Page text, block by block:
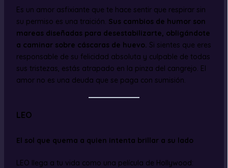
Es un amor asfixiante que te hace sentir que respirar sin
su permiso es una traición. Sus cambios de humor son
mareas diseñadas para desestabilizarte, obligándote
a caminar sobre cáscaras de huevo. Si sientes que eres
responsable de su felicidad absoluta y culpable de todas
sus tristezas, estás atrapado en la pinza del cangrejo. El
amor no es una deuda que se paga con sumisión.
LEO
El sol que quema a quien intenta brillar a su lado
LEO llega a tu vida como una película de Hollywood: